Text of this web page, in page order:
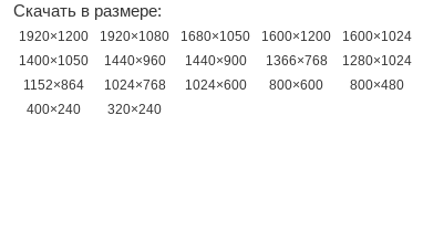
Скачать в размере:
1920×1200 1920×1080 1680×1050 1600×1200 1600×1024
1400×1050
1440×960 1440×900 1366×768 1280×1024
1152×864
1024×768 1024×600 800×600 800×480
400×240
320×240